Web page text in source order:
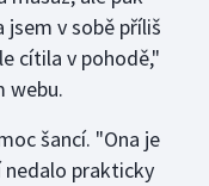
v sobě příliš
cítila v pohodě,"
webu.
šancí. "Ona je
nedalo prakticky